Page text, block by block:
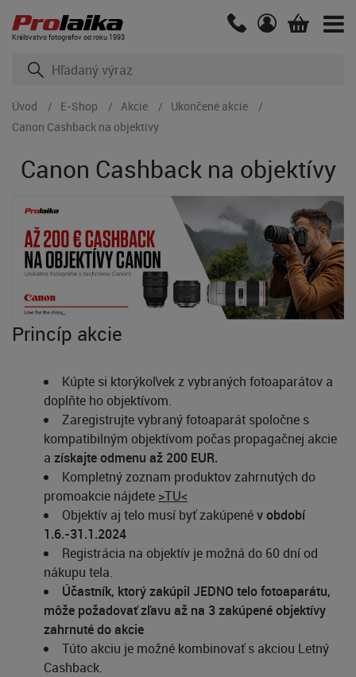
Kráľovstvo fotografov od roku 1993
Úvod E-Shop Akcie
Ukončené akcie
Canon Cashback na objektívy
Canon Cashback na objektívy
Princíp akcie
Kúpte si ktorýkoľvek z vybraných fotoaparátov a
doplňte ho objektívom.
Zaregistrujte vybraný fotoaparát spoločne s
kompatibilným objektívom počas propagačnej akcie
a získajte odmenu až 200 EUR.
Kompletný zoznam produktov zahrnutých do
promoakcie nájdete >TU<
Objektív aj telo musí byť zakúpenév období
1.6.-31.1.2024
Registrácia na objektív je možná do 60 dní od
nákupu tela.
Účastník, ktorý zakúpil JEDNO telo fotoaparátu,
môže požadovať zľavu až na 3 zakúpené objektívy
zahrnuté do akcie
Túto akciu je možné kombinovať s akciou Letný
Cashback.